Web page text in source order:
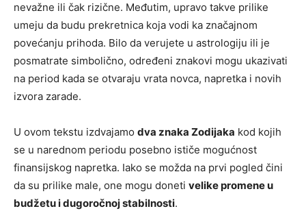
nevažne ili čak rizične. Međutim, upravo takve prilike
umeju da budu prekretnica koja vodi ka značajnom
povećanju prihoda. Bilo da verujete u astrologiju ili je
posmatrate simbolično, određeni znakovi mogu ukazivati
na period kada se otvaraju vrata novca, napretka i novih
izvora zarade.
U ovom tekstu izdvajamo dva znaka Zodijaka kod kojih
se u narednom periodu posebno ističe mogućnost
finansijskog napretka. Iako se možda na prvi pogled čini
da su prilike male, one mogu doneti velike promene u
budžetu i dugoročnoj stabilnosti.